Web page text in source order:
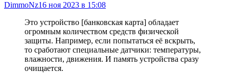
DimmoNz16 ноя 2023 в 15:08
Это устройство [банковская карта] обладает
огромным количеством средств физической
защиты. Например, если попытаться её вскрыть,
то сработают специальные датчики: температуры,
влажности, движения. И память устройства сразу
очищается.